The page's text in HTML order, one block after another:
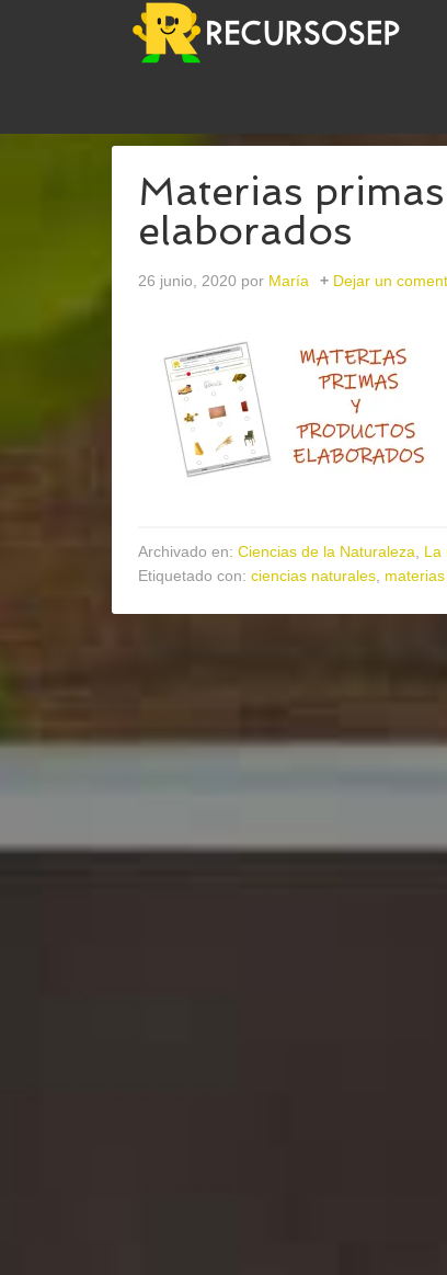
Materias
elaborados
26 junio, 2020 por María Dejar un
Archivado en: Ciencias de la Naturaleza La
Etiquetado con: ciencias naturales